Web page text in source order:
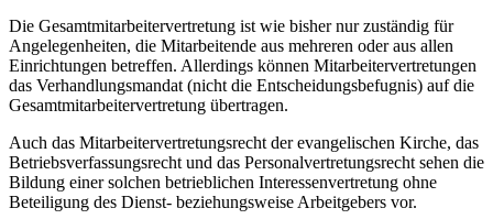
Die Gesamtmitarbeitervertretung ist wie bisher nur zuständig für
Angelegenheiten, die Mitarbeitende aus mehreren oder aus allen
Einrichtungen betreffen. Allerdings können Mitarbeitervertretungen
das Verhandlungsmandat (nicht die Entscheidungsbefugnis) auf die
Gesamtmitarbeitervertretung übertragen.
Auch das Mitarbeitervertretungsrecht der evangelischen Kirche, das
Betriebsverfassungsrecht und das Personalvertretungsrecht sehen die
Bildung einer solchen betrieblichen Interessenvertretung ohne
Beteiligung des Dienst- beziehungsweise Arbeitgebers vor.